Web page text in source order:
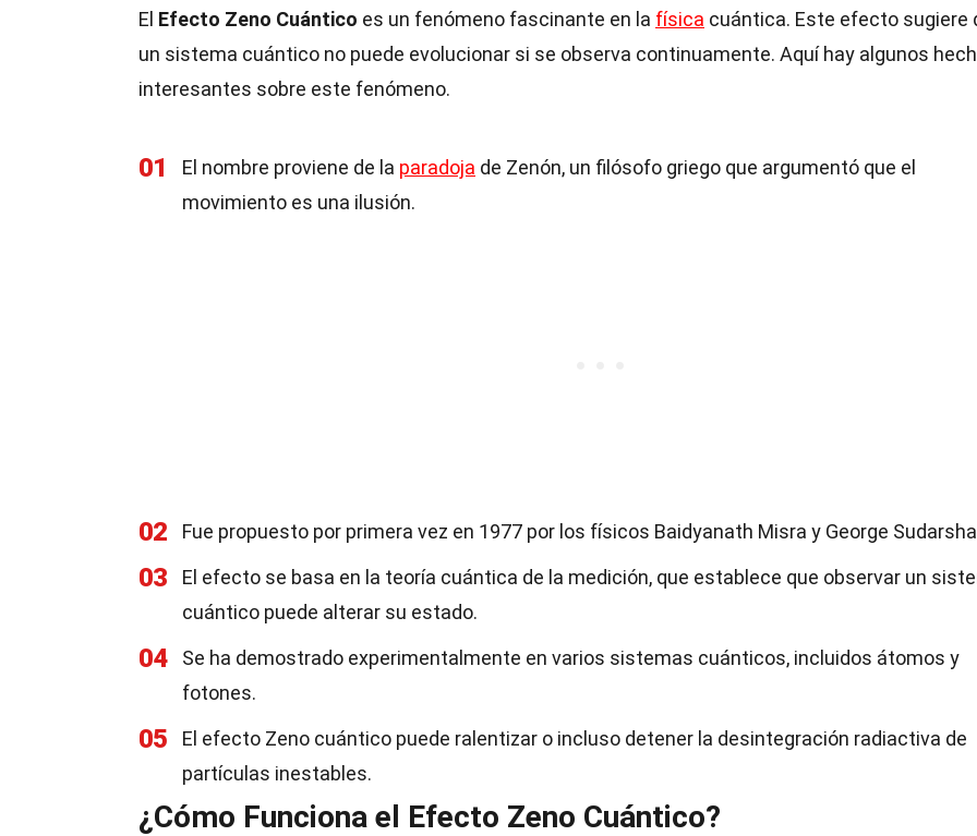
El Efecto Zeno Cuántico es un fenómeno fascinante en la física cuántica. Este efecto sugiere
un sistema cuántico no puede evolucionar si se observa continuamente. Aquí hay algunos
interesantes sobre este fenómeno.
01 El nombre proviene de la paradoja de Zenón, un filósofo griego que argumentó que el
movimiento es una ilusión.
02 Fue propuesto por primera vez en 1977 por los físicos Baidyanath Misra y George
03
El efecto se basa en la teoría cuántica de la medición, que establece que observar un
cuántico puede alterar su estado.
04
Se ha demostrado experimentalmente en varios sistemas cuánticos, incluidos átomos y
fotones.
05
El efecto Zeno cuántico puede ralentizar o incluso detener la desintegración radiactiva de
partículas inestables.
¿Cómo Funciona el Efecto Zeno Cuántico?